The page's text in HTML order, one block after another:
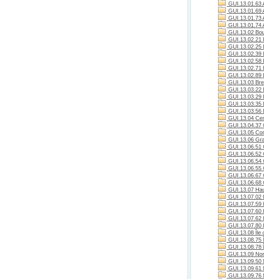
GUI.13.01.63
GUI.13.01.69
GUI.13.01.73
GUI.13.01.74
GUI.13.02
GUI.13.02.21
GUI.13.02.25
GUI.13.02.39
GUI.13.02.58
GUI.13.02.71
GUI.13.02.89
GUI.13.03
GUI.13.03.22
GUI.13.03.29
GUI.13.03.35
GUI.13.03.56
GUI.13.04
GUI.13.04.37
GUI.13.05
GUI.13.06
GUI.13.06.51
GUI.13.06.52
GUI.13.06.54
GUI.13.06.55
GUI.13.06.67
GUI.13.06.68
GUI.13.07
GUI.13.07.02
GUI.13.07.59
GUI.13.07.60
GUI.13.07.62
GUI.13.07.80
GUI.13.08 Île
GUI.13.08.75
GUI.13.08.78
GUI.13.09
GUI.13.09.50
GUI.13.09.61
GUI.13.09.76